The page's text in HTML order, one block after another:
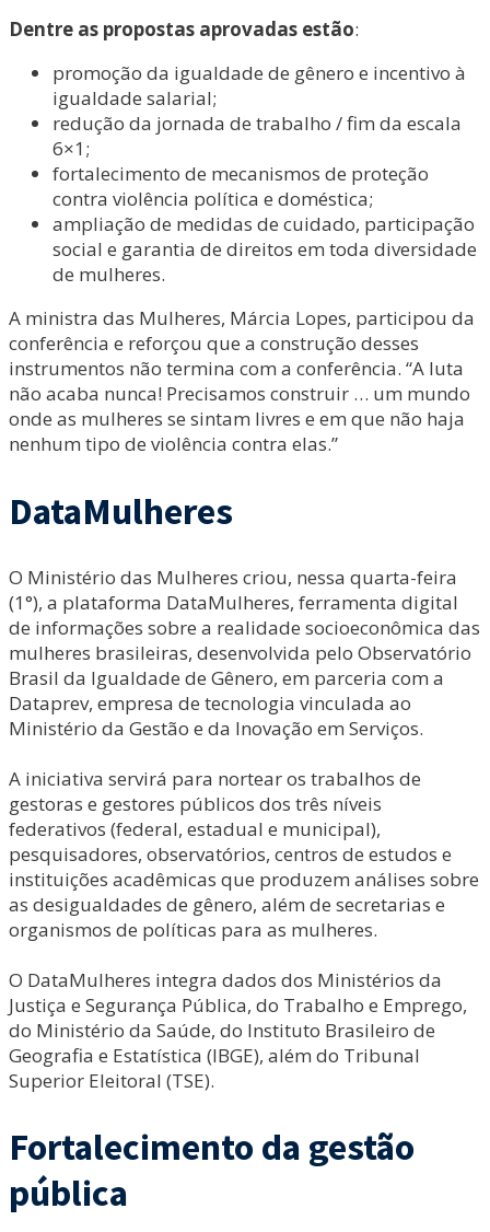
Dentre as propostas aprovadas estão:
promoção da igualdade de gênero e incentivo à
igualdade salarial;
redução da jornada de trabalho / fim da escala
6×1;
fortalecimento de mecanismos de proteção
contra violência política e doméstica;
ampliação de medidas de cuidado, participação
social e garantia de direitos em toda diversidade
de mulheres.
A ministra das Mulheres, Márcia Lopes, participou da
conferência e reforçou que a construção desses
instrumentos não termina com a conferência. “A luta
não acaba nunca! Precisamos construir … um mundo
onde as mulheres se sintam livres e em que não haja
nenhum tipo de violência contra elas.”
DataMulheres
O Ministério das Mulheres criou, nessa quarta-feira
(1°), a plataforma DataMulheres, ferramenta digital
de informações sobre a realidade socioeconômica das
mulheres brasileiras, desenvolvida pelo Observatório
Brasil da Igualdade de Gênero, em parceria com a
Dataprev, empresa de tecnologia vinculada ao
Ministério da Gestão e da Inovação em Serviços.
A iniciativa servirá para nortear os trabalhos de
gestoras e gestores públicos dos três níveis
federativos (federal, estadual e municipal),
pesquisadores, observatórios, centros de estudos e
instituições acadêmicas que produzem análises sobre
as desigualdades de gênero, além de secretarias e
organismos de políticas para as mulheres.
O DataMulheres integra dados dos Ministérios da
Justiça e Segurança Pública, do Trabalho e Emprego,
do Ministério da Saúde, do Instituto Brasileiro de
Geografia e Estatística (IBGE), além do Tribunal
Superior Eleitoral (TSE).
Fortalecimento da gestão
pública